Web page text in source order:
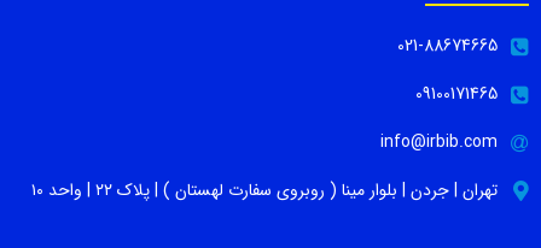
021-88674665
09100171465
info@irbib.com
تهران | جردن | بلوار مینا ( روبروی سفارت لهستان ) | پلاک ۲۲ | واحد ۱۰